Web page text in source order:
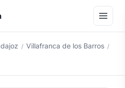
/ Villafranca de los Barros /